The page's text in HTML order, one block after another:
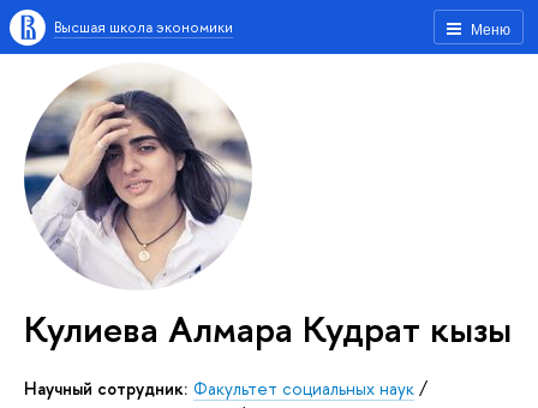
Меню
Высшая школа экономики
Кулиева Алмара Кудрат кызы
Научный сотрудник: Факультет социальных наук /